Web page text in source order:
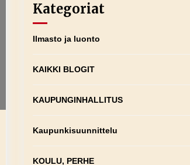
Kategoriat
Ilmasto ja luonto
KAIKKI BLOGIT
KAUPUNGINHALLITUS
Kaupunkisuunnittelu
KOULU, PERHE